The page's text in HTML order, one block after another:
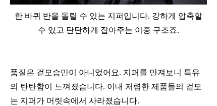
한 바퀴 반을 돌릴 수 있는 지퍼입니다. 강하게 압축할
수 있고 탄탄하게 잡아주는 이중 구조죠.
품질은 겉모습만이 아니었어요. 지퍼를 만져보니 특유
의 탄탄함이 느껴졌습니다. 이내 저렴한 제품들의 겉도
는 지퍼가 머릿속에서 사라졌습니다.